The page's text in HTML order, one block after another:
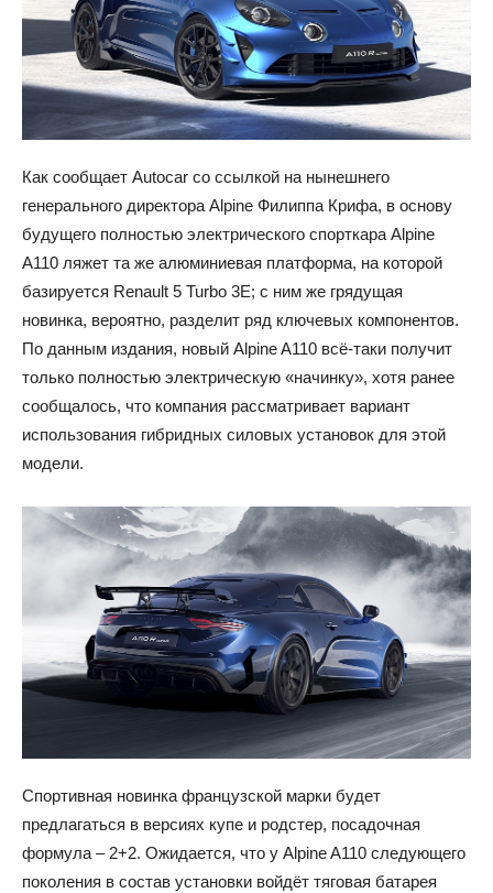
Как сообщает Autocar со ссылкой на нынешнего
генерального директора Alpine Филиппа Крифа, в основу
будущего полностью электрического спорткара Alpine
A110 ляжет та же алюминиевая платформа, на которой
базируется Renault 5 Turbo 3E; с ним же грядущая
новинка, вероятно, разделит ряд ключевых компонентов.
По данным издания, новый Alpine A110 всё-таки получит
только полностью электрическую «начинку», хотя ранее
сообщалось, что компания рассматривает вариант
использования гибридных силовых установок для этой
модели.
Спортивная новинка французской марки будет
предлагаться в версиях купе и родстер, посадочная
формула – 2+2. Ожидается, что у Alpine A110 следующего
поколения в состав установки войдёт тяговая батарея